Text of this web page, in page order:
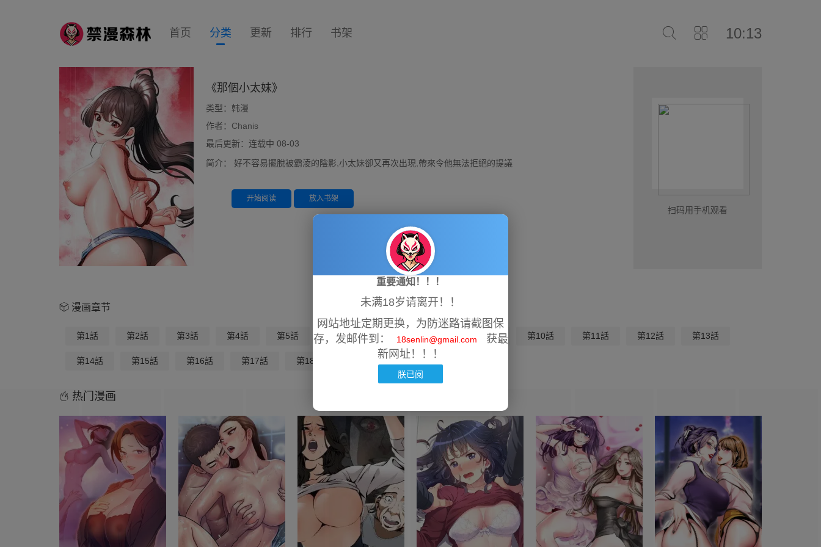
10:13
首页 分类 更新 排行 书架
《那個小太妹》
类型： 韩漫
作者： Chanis
最后更新：连载中 08-03
简介：
好不容易擺脫被霸淩的陰影,小太妹卻又再次出現,帶來令他無法拒絕的提議
开始阅读 放入书架
扫码用手机观看
漫画章节
第1話 第2話 第3話 第4話 第5話 第6話 第7話 第8話 第9話 第10話 第11話 第12話 第13話
第14話 第15話 第16話 第17話 第18話
热门漫画
重要通知！！！
未满18岁请离开！！
网站地址定期更换，为防迷路请截图保
存，发邮件到：
18senlin@gmail.com
获最
新网址！！！
朕已阅